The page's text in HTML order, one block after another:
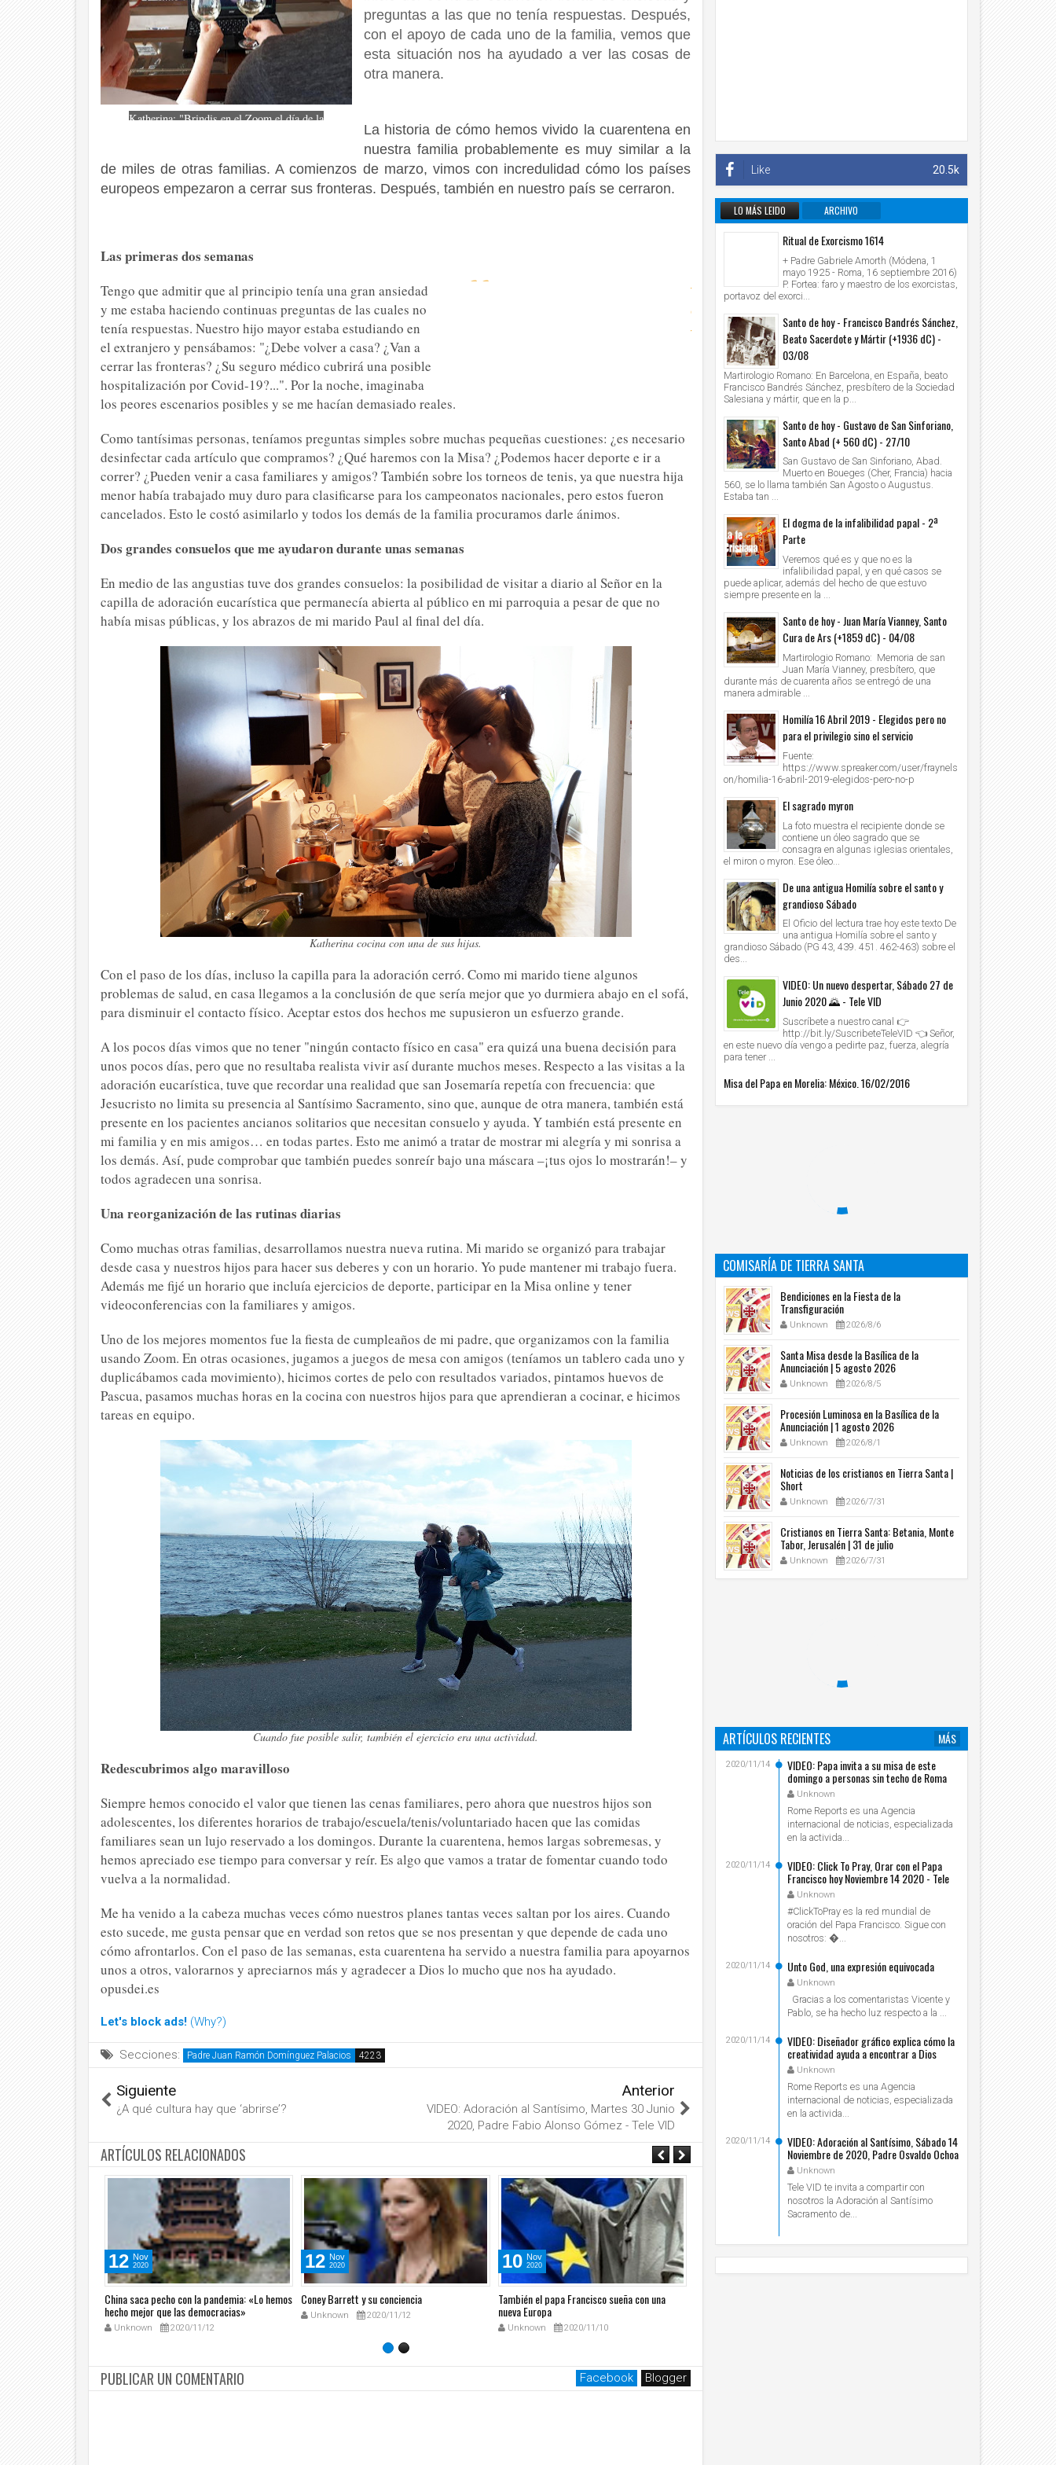
Katherina: "Brindis en el Zoom el día de la
preguntas a las que no tenía respuestas. Después,
con el apoyo de cada uno de la familia, vemos que
esta situación nos ha ayudado a ver las cosas de
otra manera.
La historia de cómo hemos vivido la cuarentena en
nuestra familia probablemente es muy similar a la
de miles de otras familias. A comienzos de marzo, vimos con incredulidad cómo los países
europeos empezaron a cerrar sus fronteras. Después, también en nuestro país se cerraron.
Las primeras dos semanas
Tengo que admitir que al principio tenía una gran ansiedad
y me estaba haciendo continuas preguntas de las cuales no
tenía respuestas. Nuestro hijo mayor estaba estudiando en
el extranjero y pensábamos: "¿Debe volver a casa? ¿Van a
cerrar las fronteras? ¿Su seguro médico cubrirá una posible
hospitalización por Covid-19?...". Por la noche, imaginaba
los peores escenarios posibles y se me hacían demasiado reales.
Como tantísimas personas, teníamos preguntas simples sobre muchas pequeñas cuestiones: ¿es necesario
desinfectar cada artículo que compramos? ¿Qué haremos con la Misa? ¿Podemos hacer deporte e ir a
correr? ¿Pueden venir a casa familiares y amigos? También sobre los torneos de tenis, ya que nuestra hija
menor había trabajado muy duro para clasificarse para los campeonatos nacionales, pero estos fueron
cancelados. Esto le costó asimilarlo y todos los demás de la familia procuramos darle ánimos.
Dos grandes consuelos que me ayudaron durante unas semanas
En medio de las angustias tuve dos grandes consuelos: la posibilidad de visitar a diario al Señor en la
capilla de adoración eucarística que permanecía abierta al público en mi parroquia a pesar de que no
había misas públicas, y los abrazos de mi marido Paul al final del día.
Katherina cocina con una de sus hijas.
Con el paso de los días, incluso la capilla para la adoración cerró. Como mi marido tiene algunos
problemas de salud, en casa llegamos a la conclusión de que sería mejor que yo durmiera abajo en el sofá,
para disminuir el contacto físico. Aceptar estos dos hechos me supusieron un esfuerzo grande.
A los pocos días vimos que no tener "ningún contacto físico en casa" era quizá una buena decisión para
unos pocos días, pero que no resultaba realista vivir así durante muchos meses. Respecto a las visitas a la
adoración eucarística, tuve que recordar una realidad que san Josemaría repetía con frecuencia: que
Jesucristo no limita su presencia al Santísimo Sacramento, sino que, aunque de otra manera, también está
presente en los pacientes ancianos solitarios que necesitan consuelo y ayuda. Y también está presente en
mi familia y en mis amigos… en todas partes. Esto me animó a tratar de mostrar mi alegría y mi sonrisa a
los demás. Así, pude comprobar que también puedes sonreír bajo una máscara –¡tus ojos lo mostrarán!– y
todos agradecen una sonrisa.
Una reorganización de las rutinas diarias
Como muchas otras familias, desarrollamos nuestra nueva rutina. Mi marido se organizó para trabajar
desde casa y nuestros hijos para hacer sus deberes y con un horario. Yo pude mantener mi trabajo fuera.
Además me fijé un horario que incluía ejercicios de deporte, participar en la Misa online y tener
videoconferencias con la familiares y amigos.
Uno de los mejores momentos fue la fiesta de cumpleaños de mi padre, que organizamos con la familia
usando Zoom. En otras ocasiones, jugamos a juegos de mesa con amigos (teníamos un tablero cada uno y
duplicábamos cada movimiento), hicimos cortes de pelo con resultados variados, pintamos huevos de
Pascua, pasamos muchas horas en la cocina con nuestros hijos para que aprendieran a cocinar, e hicimos
tareas en equipo.
Cuando fue posible salir, también el ejercicio era una actividad.
Redescubrimos algo maravilloso
Siempre hemos conocido el valor que tienen las cenas familiares, pero ahora que nuestros hijos son
adolescentes, los diferentes horarios de trabajo/escuela/tenis/voluntariado hacen que las comidas
familiares sean un lujo reservado a los domingos. Durante la cuarentena, hemos largas sobremesas, y
hemos apreciado ese tiempo para conversar y reír. Es algo que vamos a tratar de fomentar cuando todo
vuelva a la normalidad.
Me ha venido a la cabeza muchas veces cómo nuestros planes tantas veces saltan por los aires. Cuando
esto sucede, me gusta pensar que en verdad son retos que se nos presentan y que depende de cada uno
cómo afrontarlos. Con el paso de las semanas, esta cuarentena ha servido a nuestra familia para apoyarnos
unos a otros, valorarnos y apreciarnos más y agradecer a Dios lo mucho que nos ha ayudado.
opusdei.es
Let's block ads! (Why?)
Secciones: Padre Juan Ramón Domínguez Palacios
Siguiente
¿A qué cultura hay que ‘abrirse’?
Anterior
VIDEO: Adoración al Santísimo, Martes 30 Junio
2020, Padre Fabio Alonso Gómez - Tele VID
ARTÍCULOS RELACIONADOS
12 Nov
2020
China saca pecho con la pandemia: «Lo hemos
hecho mejor que las democracias»
Unknown 2020/11/12
12 Nov
2020
Coney Barrett y su conciencia
Unknown 2020/11/12
10 Nov
2020
También el papa Francisco sueña con una
nueva Europa
Unknown 2020/11/10
10 Nov 10 Nov
PUBLICAR UN COMENTARIO Facebook Blogger
20.5k
Like
LO MÁS LEIDO
ARCHIVO
INFORMATIVO
Ritual de Exorcismo 1614
+ Padre Gabriele Amorth (Módena, 1
mayo 1925 - Roma, 16 septiembre 2016)
P. Fortea: faro y maestro de los exorcistas,
portavoz del exorci...
Santo de hoy - Francisco Bandrés Sánchez,
Beato Sacerdote y Mártir (+1936 dC) -
03/08
Martirologio Romano: En Barcelona, en España, beato
Francisco Bandrés Sánchez, presbítero de la Sociedad
Salesiana y mártir, que en la p...
Santo de hoy - Gustavo de San Sinforiano,
Santo Abad (+ 560 dC) - 27/10
San Gustavo de San Sinforiano, Abad.
Muerto en Boueges (Cher, Francia) hacia
560, se lo llama también San Agosto o Augustus.
Estaba tan ...
El dogma de la infalibilidad papal - 2ª
Parte
Veremos qué es y que no es la
infalibilidad papal, y en qué casos se
puede aplicar, además del hecho de que estuvo
siempre presente en la ...
Santo de hoy - Juan María Vianney, Santo
Cura de Ars (+1859 dC) - 04/08
Martirologio Romano: Memoria de san
Juan María Vianney, presbítero, que
durante más de cuarenta años se entregó de una
manera admirable ...
Homilía 16 Abril 2019 - Elegidos pero no
para el privilegio sino el servicio
Fuente:
https://www.spreaker.com/user/fraynels
on/homilia-16-abril-2019-elegidos-pero-no-p
El sagrado myron
La foto muestra el recipiente donde se
contiene un óleo sagrado que se
consagra en algunas iglesias orientales,
el miron o myron. Ese óleo...
De una antigua Homilía sobre el santo y
grandioso Sábado
El Oficio del lectura trae hoy este texto De
una antigua Homilía sobre el santo y
grandioso Sábado (PG 43, 439. 451. 462-463) sobre el
des...
VIDEO: Un nuevo despertar, Sábado 27 de
Junio 2020 🌄 - Tele VID
Suscríbete a nuestro canal 👉
http://bit.ly/SuscribeteTeleVID 👈 Señor,
en este nuevo día vengo a pedirte paz, fuerza, alegría
para tener ...
Misa del Papa en Morelia: México. 16/02/2016
COMISARÍA DE TIERRA SANTA
Bendiciones en la Fiesta de la
Transfiguración
Unknown 2026/8/6
Santa Misa desde la Basílica de la
Anunciación | 5 agosto 2026
Unknown 2026/8/5
Procesión Luminosa en la Basílica de la
Anunciación | 1 agosto 2026
Unknown 2026/8/1
Noticias de los cristianos en Tierra Santa |
Short
Unknown 2026/7/31
Cristianos en Tierra Santa: Betania, Monte
Tabor, Jerusalén | 31 de julio
Unknown 2026/7/31
ARTÍCULOS RECIENTES
MÁS
VIDEO: Papa invita a su misa de este
domingo a personas sin techo de Roma
Unknown
2020/11/14
Rome Reports es una Agencia
internacional de noticias, especializada
en la activida...
VIDEO: Click To Pray, Orar con el Papa
Francisco hoy Noviembre 14 2020 - Tele
VIDUnknown
2020/11/14
#ClickToPray es la red mundial de
oración del Papa Francisco. Sigue con
nosotros: ...
Unto God, una expresión equivocada
Unknown
2020/11/14
Gracias a los comentaristas Vicente y
Pablo, se ha hecho luz respecto a la ...
VIDEO: Diseñador gráfico explica cómo la
creatividad ayuda a encontrar a Dios
Unknown
2020/11/14
Rome Reports es una Agencia
internacional de noticias, especializada
en la activida...
VIDEO: Adoración al Santísimo, Sábado 14
Noviembre de 2020, Padre Osvaldo Ochoa
- Tele VID
Unknown
2020/11/14
Tele VID te invita a compartir con
nosotros la Adoración al Santísimo
Sacramento de...